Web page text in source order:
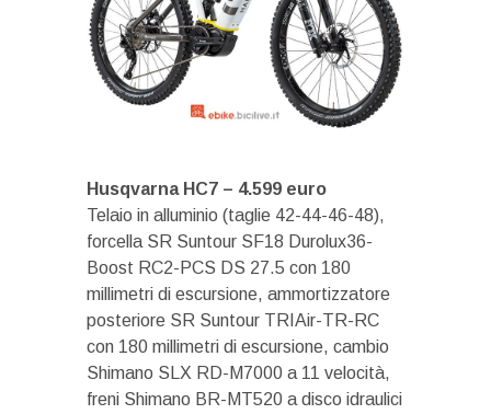
Husqvarna HC7 – 4.599 euro
Telaio in alluminio (taglie 42-44-46-48),
forcella SR Suntour SF18 Durolux36-
Boost RC2-PCS DS 27.5 con 180
millimetri di escursione, ammortizzatore
posteriore SR Suntour TRIAir-TR-RC
con 180 millimetri di escursione, cambio
Shimano SLX RD-M7000 a 11 velocità,
freni Shimano BR-MT520 a disco idraulici